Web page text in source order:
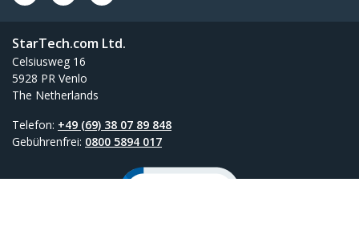
StarTech.com Ltd.
Celsiusweg 16
5928 PR Venlo
The Netherlands
Telefon: +49 (69) 38 07 89 848
Gebührenfrei: 0800 5894 017